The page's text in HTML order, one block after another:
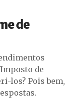
de
de
los? Pois bem,